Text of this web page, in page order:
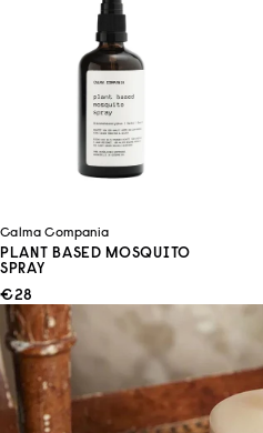
Calma Compania
PLANT BASED MOSQUITO
SPRAY
ANGEBOT
€28